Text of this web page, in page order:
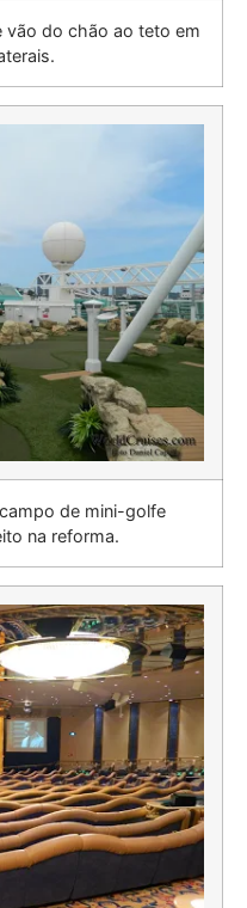
vão do chão ao teto em
de mini-golfe
na reforma.